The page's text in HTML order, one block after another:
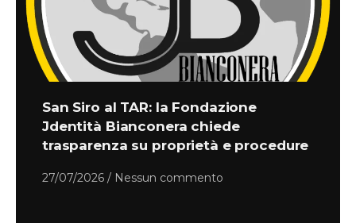
San Siro al TAR: la Fondazione
Jdentità Bianconera chiede
trasparenza su proprietà e procedure
27/07/2026 Nessun commento